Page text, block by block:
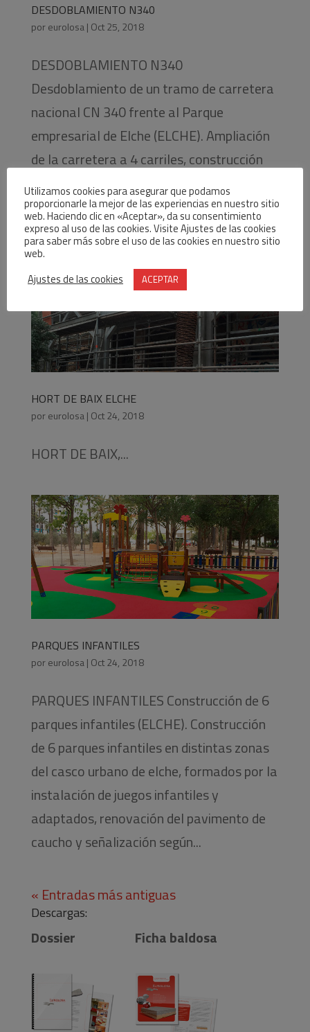
DESDOBLAMIENTO N340
poreurolosa| Oct 25, 2018
DESDOBLAMIENTO N340
Desdoblamiento de un tramo de carretera
nacional CN 340 frente al Parque
empresarial de Elche (ELCHE). Ampliación
de la carretera a 4 carriles, construcción
de 2 viales de servicio y dos rotondas de
acceso al Poligon Industrial, reposición de...
HORT DE BAIX ELCHE
poreurolosa| Oct 24, 2018
HORT DE BAIX,...
PARQUES INFANTILES
poreurolosa| Oct 24, 2018
PARQUES INFANTILES Construcción de 6
parques infantiles (ELCHE). Construcción
de 6 parques infantiles en distintas zonas
del casco urbano de elche, formados por la
instalación de juegos infantiles y
adaptados, renovación del pavimento de
caucho y señalización según...
« Entradas más antiguas
Descargas:
Dossier Ficha baldosa
Utilizamos cookies para asegurar que podamos
proporcionarle la mejor de las experiencias en nuestro sitio
web. Haciendo clic en «Aceptar», da su consentimiento
expreso al uso de las cookies. Visite Ajustes de las cookies
para saber más sobre el uso de las cookies en nuestro sitio
web.
Ajustes de las cookies
ACEPTAR